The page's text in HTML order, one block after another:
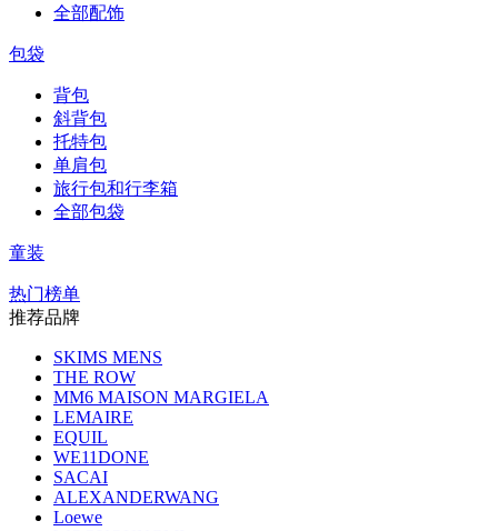
全部配饰
包袋
背包
斜背包
托特包
单肩包
旅行包和行李箱
全部包袋
童装
热门榜单
推荐品牌
SKIMS MENS
THE ROW
MM6 MAISON MARGIELA
LEMAIRE
EQUIL
WE11DONE
SACAI
ALEXANDERWANG
Loewe